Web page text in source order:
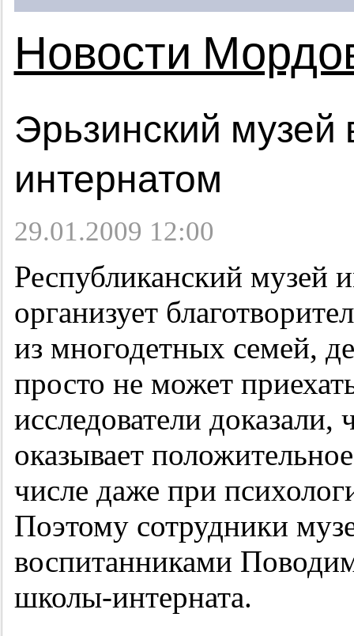
Новости
Эрьзинский
интернатом
29.01.2009 12:00
Республиканский музей
организует
из многодетных семей,
просто не может
исследователи доказали,
оказывает
числе даже при
Поэтому сотрудники
воспитанниками
школы-интерната.